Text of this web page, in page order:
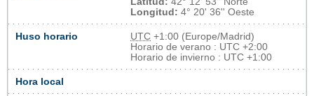
Longitud: 4° 20' 36'' Oeste
Huso horario UTC +1:00 (Europe/Madrid)
Horario de verano : UTC +2:00
Horario de invierno : UTC +1:00
Hora local